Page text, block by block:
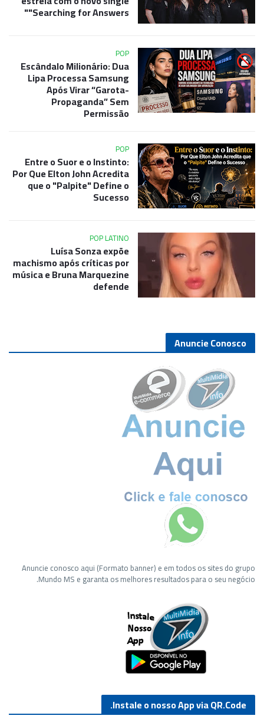
"Searching for Answers"
POP
Escândalo Milionário: Dua
Lipa Processa Samsung
Após Virar “Garota-
Propaganda” Sem
Permissão
POP
Entre o Suor e o Instinto:
Por Que Elton John Acredita
que o "Palpite" Define o
Sucesso
POP LATINO
Luísa Sonza expõe
machismo após críticas por
música e Bruna Marquezine
defende
Anuncie Conosco
Anuncie conosco aqui (Formato banner) e em todos os sites do grupo
Mundo MS e garanta os melhores resultados para o seu negócio.
Instale o nosso App via QR.Code.